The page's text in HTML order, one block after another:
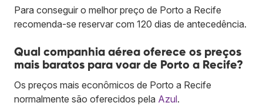
Para conseguir o melhor preço de Porto a Recife
recomenda-se reservar com 120 dias de antecedência.
Qual companhia aérea oferece os preços
mais baratos para voar de Porto a Recife?
Os preços mais econômicos de Porto a Recife
normalmente são oferecidos pela Azul.